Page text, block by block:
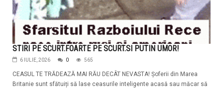
STIRI PE SCURT.FOARTE PE SCURT.SI PUTIN UMOR!
6 IULIE, 2026 0 565
CEASUL TE TRĂDEAZĂ MAI RĂU DECÂT NEVASTA! Șoferii din Marea
Britanie sunt sfătuiți să lase ceasurile inteligente acasă sau măcar să